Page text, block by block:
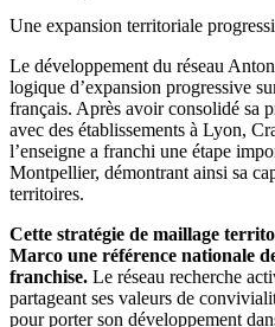
Une expansion territoriale
Le développement du réseau
logique d’expansion progressive
français. Après avoir consolidé sa
avec des établissements à Lyon,
l’enseigne a franchi une étape
Montpellier, démontrant ainsi sa
territoires.
Cette stratégie de maillage
Marco une référence nationale
franchise. Le réseau recherche
partageant ses valeurs de
pour porter son développement